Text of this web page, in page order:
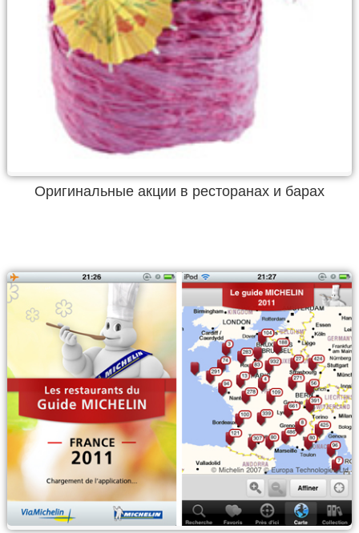
Оригинальные акции в ресторанах и барах